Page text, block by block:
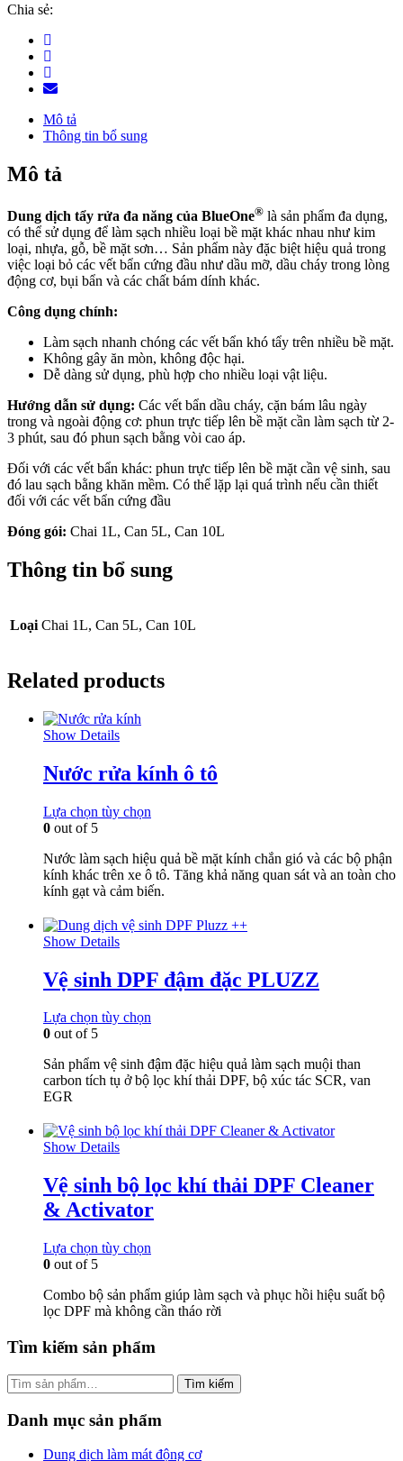
Chia sẻ:
Mô tả
Thông tin bổ sung
Mô tả
Dung dịch tẩy rửa đa năng của BlueOne® là sản phẩm đa dụng,
có thể sử dụng để làm sạch nhiều loại bề mặt khác nhau như kim
loại, nhựa, gỗ, bề mặt sơn… Sản phẩm này đặc biệt hiệu quả trong
việc loại bỏ các vết bẩn cứng đầu như dầu mỡ, dầu cháy trong lòng
động cơ, bụi bẩn và các chất bám dính khác.
Công dụng chính:
Làm sạch nhanh chóng các vết bẩn khó tẩy trên nhiều bề mặt.
Không gây ăn mòn, không độc hại.
Dễ dàng sử dụng, phù hợp cho nhiều loại vật liệu.
Hướng dẫn sử dụng: Các vết bẩn dầu cháy, cặn bám lâu ngày
trong và ngoài động cơ: phun trực tiếp lên bề mặt cần làm sạch từ 2-
3 phút, sau đó phun sạch bằng vòi cao áp.
Đối với các vết bẩn khác: phun trực tiếp lên bề mặt cần vệ sinh, sau
đó lau sạch bằng khăn mềm. Có thể lặp lại quá trình nếu cần thiết
đối với các vết bẩn cứng đầu
Đóng gói: Chai 1L, Can 5L, Can 10L
Thông tin bổ sung
Loại Chai 1L, Can 5L, Can 10L
Related products
Show Details
Nước rửa kính ô tô
Lựa chọn tùy chọn
0 out of 5
Nước làm sạch hiệu quả bề mặt kính chắn gió và các bộ phận
kính khác trên xe ô tô. Tăng khả năng quan sát và an toàn cho
kính gạt và cảm biến.
Show Details
Vệ sinh DPF đậm đặc PLUZZ
Lựa chọn tùy chọn
0 out of 5
Sản phẩm vệ sinh đậm đặc hiệu quả làm sạch muội than
carbon tích tụ ở bộ lọc khí thải DPF, bộ xúc tác SCR, van
EGR
Show Details
Vệ sinh bộ lọc khí thải DPF Cleaner
& Activator
Lựa chọn tùy chọn
0 out of 5
Combo bộ sản phẩm giúp làm sạch và phục hồi hiệu suất bộ
lọc DPF mà không cần tháo rời
Tìm kiếm sản phẩm
Tìm
kiếm:
Tìm kiếm
Danh mục sản phẩm
Dung dịch làm mát động cơ